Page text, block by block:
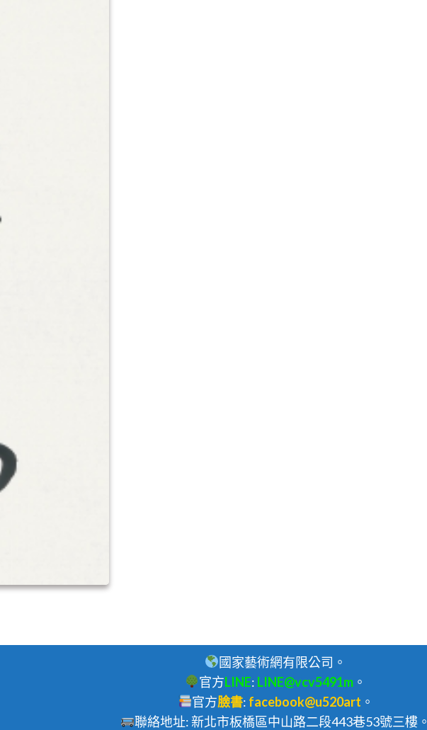
國家藝術網有限公司。
官方LINE: LINE@vcv5491m 。
官方臉書: facebook@u520art 。
聯絡地址: 新北市板橋區中山路二段443巷53號三樓。